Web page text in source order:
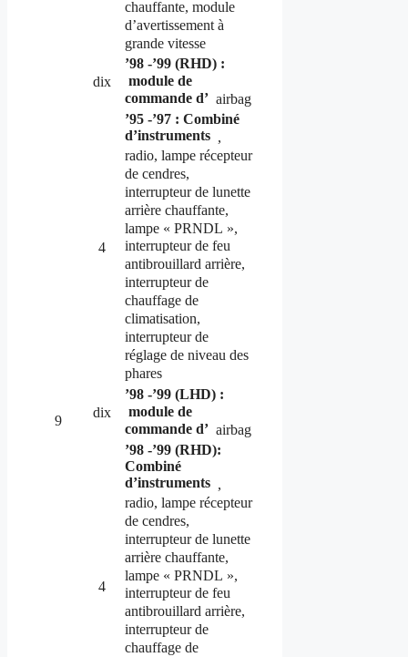
chauffante, module
d’avertissement à
grande vitesse
dix
’98 -’99 (RHD) :
module de
commande d’ airbag
9
4
’95 -’97 : Combiné
d’instruments ,
radio, lampe récepteur
de cendres,
interrupteur de lunette
arrière chauffante,
lampe « PRNDL »,
interrupteur de feu
antibrouillard arrière,
interrupteur de
chauffage de
climatisation,
interrupteur de
réglage de niveau des
phares
dix
’98 -’99 (LHD) :
module de
commande d’ airbag
4
’98 -’99 (RHD):
Combiné
d’instruments ,
radio, lampe récepteur
de cendres,
interrupteur de lunette
arrière chauffante,
lampe « PRNDL »,
interrupteur de feu
antibrouillard arrière,
interrupteur de
chauffage de